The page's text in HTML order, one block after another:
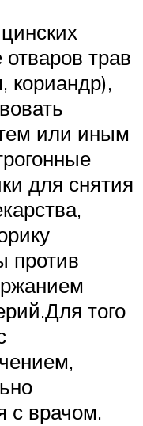
трав
кориандр),
или иным
для снятия
против
того
с врачом.